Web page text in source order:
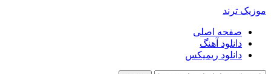
موزیک ترند
صفحه اصلی
دانلود آهنگ
دانلود ریمیکس